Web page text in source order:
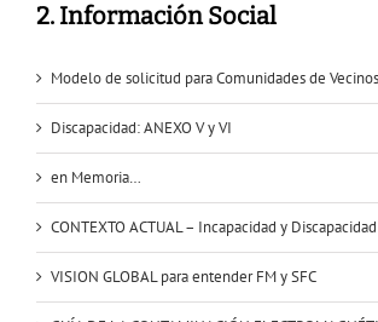
2. Información Social
Modelo de solicitud para Comunidades de Vecinos
Discapacidad: ANEXO V y VI
en Memoria…
CONTEXTO ACTUAL – Incapacidad y Discapacidad
VISION GLOBAL para entender FM y SFC